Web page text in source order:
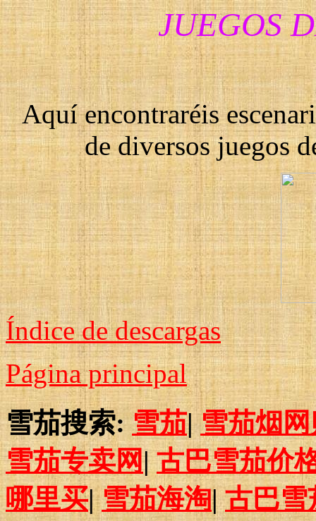
JUEGOS
Aquí encontraréis
de diversos juegos
Índice de descargas
Página principal
雪茄搜索: 雪茄|雪茄烟
雪茄专卖网|古巴雪茄价
哪里买|雪茄海淘|古巴雪